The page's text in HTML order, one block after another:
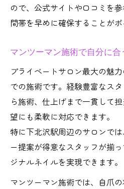
ので、公式サイトや口コミを
間帯を早めに確保することがポ
マンツーマン施術で自分に
プライベートサロン最大の魅
での施術です。経験豊富なス
ら施術、仕上げまで一貫して
望にも柔軟に対応できます。
特に下北沢駅周辺のサロンで
ー提案が得意なスタッフが揃
ジナルネイルを実現できます。
マンツーマン施術では、自爪